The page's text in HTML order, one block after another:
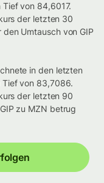
von 84,6017.
der letzten 30
Umtausch von GIP
in den letzten
Tief von 83,7086.
der letzten 90
zu MZN betrug